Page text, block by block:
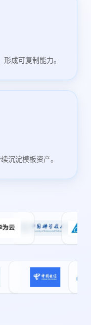
成可复制能力。
沉淀模板资产。